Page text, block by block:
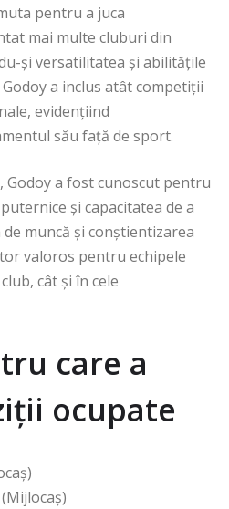
pentru a juca
mai multe cluburi din
și versatilitatea și abilitățile
a inclus atât competiții
evidențiind
său față de sport.
Godoy a fost cunoscut pentru
și capacitatea de a
muncă și conștientizarea
valoros pentru echipele
cât și în cele
care a
ocupate